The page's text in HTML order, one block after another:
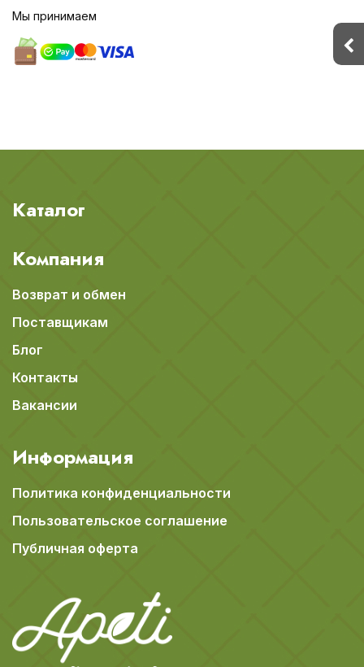
Мы принимаем
Каталог
Компания
Возврат и обмен
Поставщикам
Блог
Контакты
Вакансии
Информация
Политика конфиденциальности
Пользовательское соглашение
Публичная оферта